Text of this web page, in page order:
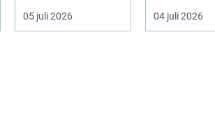
intresset för
energilagring. Ett ...
05 juli 2026
Här erbjuder
Invisalign
04 juli 2026